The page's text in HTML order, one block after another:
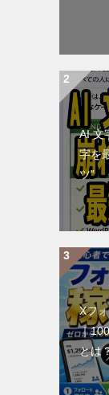
AI 文
字を
ツ”
Xフ
｜
とは